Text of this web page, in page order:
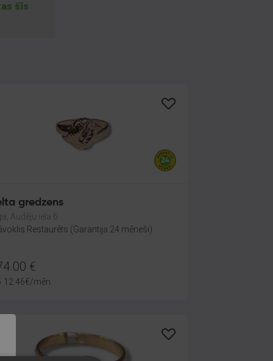
šīs
gredzens
Audēju iela 6
Restaurēts (Garantija 24 mēneši)
€
12.46€/mēn.